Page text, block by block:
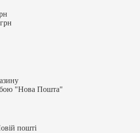
"Нова Пошта"
пошті